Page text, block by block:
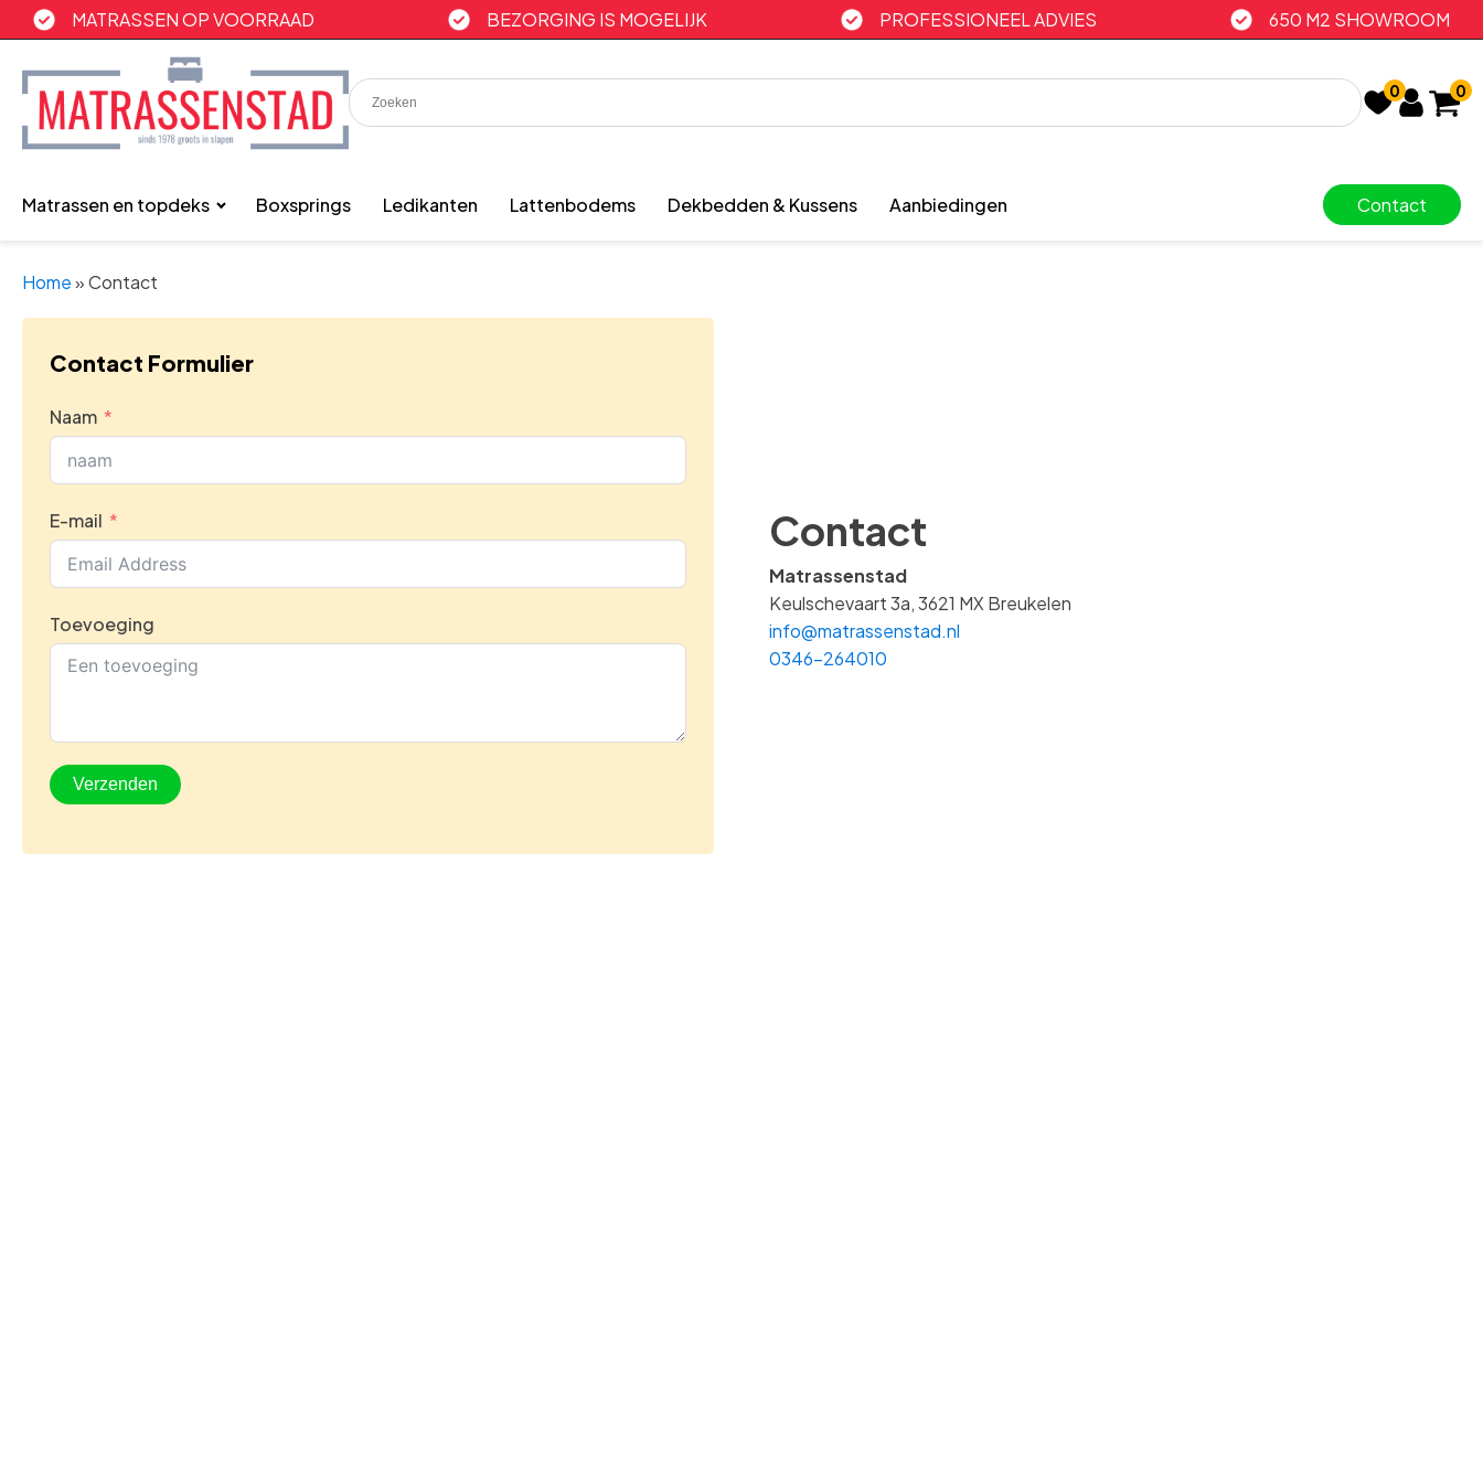
MATRASSEN OP VOORRAAD BEZORGING IS MOGELIJK PROFESSIONEEL ADVIES 650 M2 SHOWROOM
0 0
Matrassen en topdeks Boxsprings Ledikanten Lattenbodems Dekbedden & Kussens Aanbiedingen Contact
Home»Contact
Contact Formulier
Naam
E-mail
Toevoeging
Verzenden
Contact
Matrassenstad
Keulschevaart 3a,3621 MX Breukelen
info@matrassenstad.nl
0346-264010